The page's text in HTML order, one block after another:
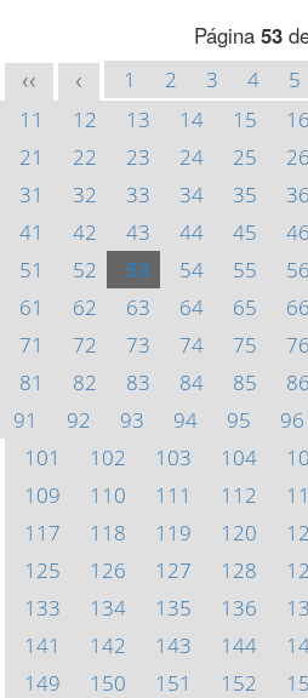
Página 53
<< < 1 2 3 4 5
11
12 13 14 15 16
21
22 23 24 25 26
31
32 33 34 35 36
41
42 43 44 45 46
51
52 53 54 55 56
61
62 63 64 65 66
71
72 73 74 75 76
81
82 83 84 85 86
91
92 93 94 95 96
101
102 103 104
109
110 111 112
117
118 119 120
125
126 127 128
133
134 135 136
141
142 143 144
149
150 151 152